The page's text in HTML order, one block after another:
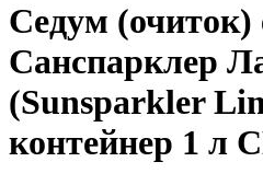
Седум (очиток)
Санспарклер
(Sunsparkler
контейнер 1 л